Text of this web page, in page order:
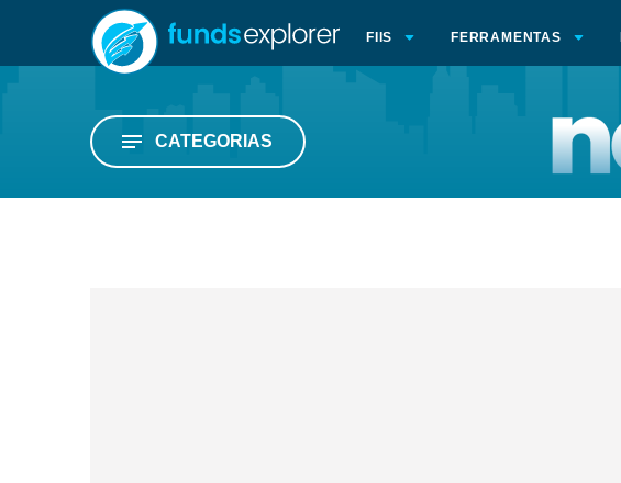
FIIS FERRAMENTAS
CATEGORIAS